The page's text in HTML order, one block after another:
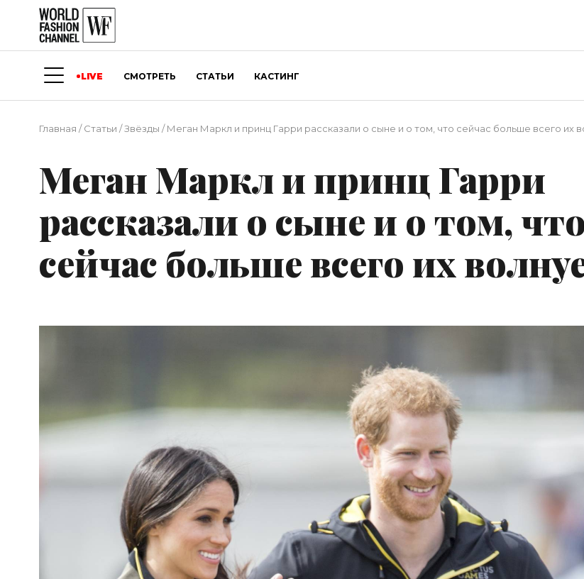
LIVE СМОТРЕТЬ СТАТЬИ КАСТИНГ
Главная /Статьи /Звёзды /Меган Маркл и принц Гарри рассказали о сыне и о том, что сейчас больше всего их
Меган Маркл и принц Гарри
рассказали о сыне и о том, что
сейчас больше всего их